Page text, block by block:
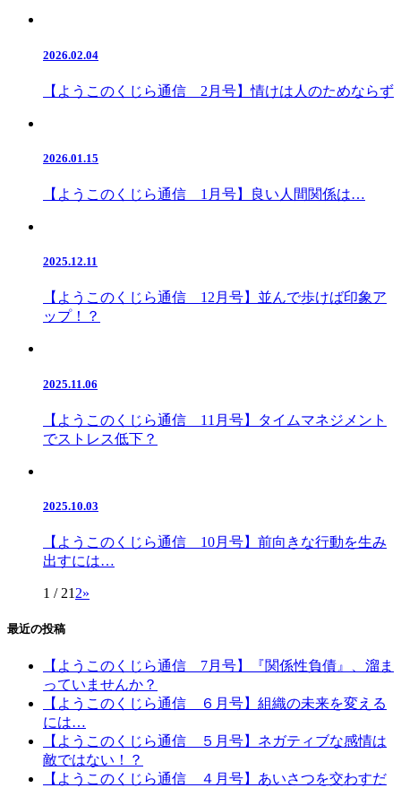
2026.02.04
【ようこのくじら通信 2月号】情けは人のためならず
2026.01.15
【ようこのくじら通信 1月号】良い人間関係は…
2025.12.11
【ようこのくじら通信 12月号】並んで歩けば印象ア
ップ！？
2025.11.06
【ようこのくじら通信 11月号】タイムマネジメント
でストレス低下？
2025.10.03
【ようこのくじら通信 10月号】前向きな行動を生み
出すには…
1 / 21 2»
最近の投稿
【ようこのくじら通信 7月号】『関係性負債』、溜ま
っていませんか？
【ようこのくじら通信 ６月号】組織の未来を変える
には…
【ようこのくじら通信 ５月号】ネガティブな感情は
敵ではない！？
【ようこのくじら通信 ４月号】あいさつを交わすだ